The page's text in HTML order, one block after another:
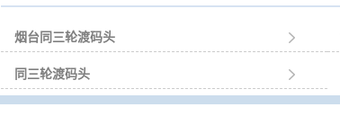
烟台同三轮渡码头 
同三轮渡码头 